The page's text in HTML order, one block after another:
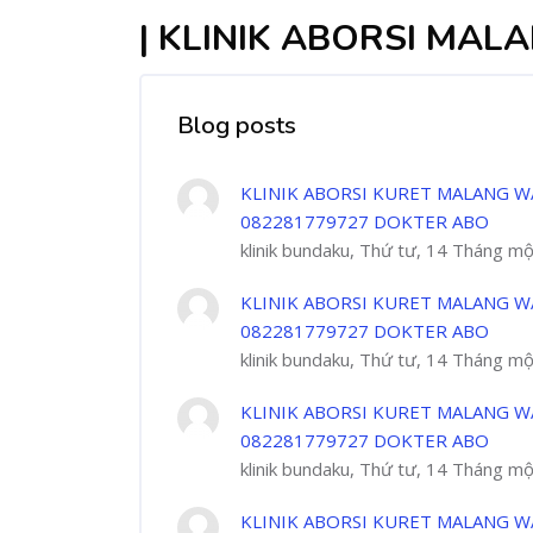
| KLINIK ABORSI
Blog posts
KLINIK ABORSI KURET MALANG
082281779727 DOKTER ABO
klinik bundaku, Thứ tư, 14 Tháng
KLINIK ABORSI KURET MALANG
082281779727 DOKTER ABO
klinik bundaku, Thứ tư, 14 Tháng
KLINIK ABORSI KURET MALANG
082281779727 DOKTER ABO
klinik bundaku, Thứ tư, 14 Tháng
KLINIK ABORSI KURET MALANG